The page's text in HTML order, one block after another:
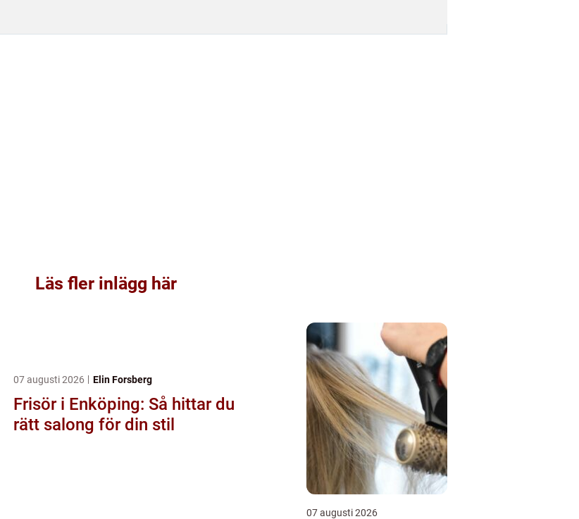
Läs fler inlägg här
07 augusti 2026 Elin Forsberg
Frisör i Enköping: Så hittar du
rätt salong för din stil
07 augusti 2026